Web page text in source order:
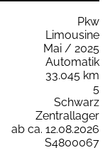
Pkw
Limousine
Mai / 2025
Automatik
33.045 km
5
Schwarz
Zentrallager
ab ca. 12.08.2026
S4800067